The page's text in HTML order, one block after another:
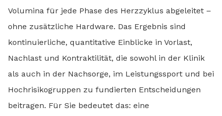
Volumina für jede Phase des Herzzyklus abgeleitet –
ohne zusätzliche Hardware. Das Ergebnis sind
kontinuierliche, quantitative Einblicke in Vorlast,
Nachlast und Kontraktilität, die sowohl in der Klinik
als auch in der Nachsorge, im Leistungssport und bei
Hochrisikogruppen zu fundierten Entscheidungen
beitragen. Für Sie bedeutet das: eine